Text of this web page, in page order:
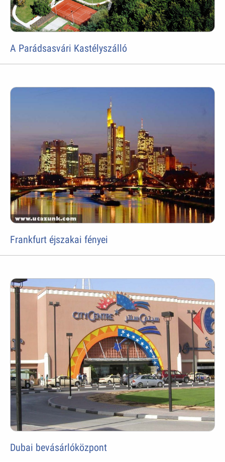
A Parádsasvári Kastélyszálló
Frankfurt éjszakai fényei
Dubai bevásárlóközpont